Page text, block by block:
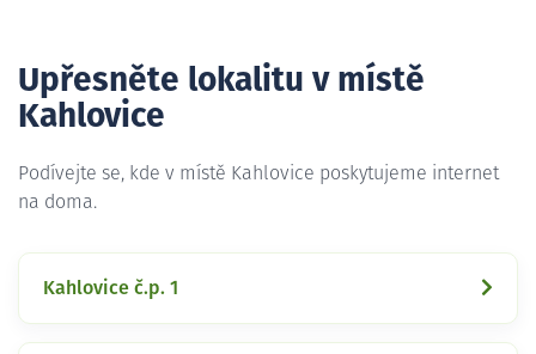
Upřesněte lokalitu v místě
Kahlovice
Podívejte se, kde v místě Kahlovice poskytujeme internet
na doma.
Kahlovice č.p. 1